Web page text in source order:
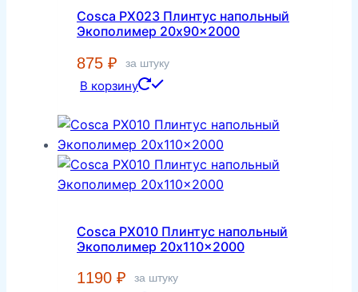
Cosca PX023 Плинтус напольный
Экополимер 20x90x2000
875 ₽ за штуку
В корзину
Cosca PX010 Плинтус напольный
Экополимер 20x110x2000
1190 ₽ за штуку